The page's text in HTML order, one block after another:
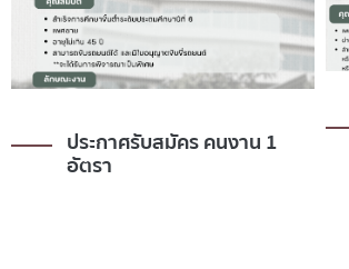
เพื่อสอบคัดเลือกเป็น
พนักงานมหาวิทยาลัย